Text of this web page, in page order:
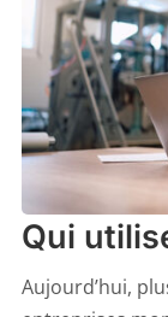
Qui
Aujourd’hui,